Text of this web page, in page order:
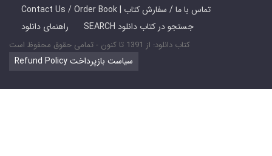
Contact Us / Order Book | تماس با ما / سفارش کتاب
راهنمای دانلود
SEARCH جستجو در کتاب دانلود
کتاب دانلود: از 1391 تا کنون - تمامی حقوق محفوظ است
Refund Policy سیاست بازپرداخت